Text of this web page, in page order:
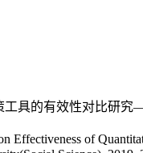
具的有效性对比研
of